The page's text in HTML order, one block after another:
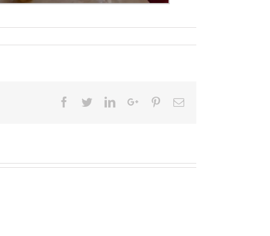
Facebook
TwitterLinkedInGoogle+PinterestEmail